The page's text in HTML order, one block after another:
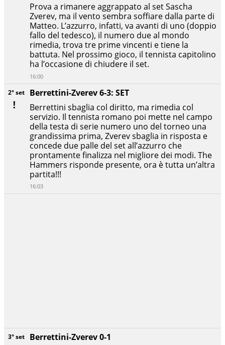
3° set
Berrettini-Zverev 0-1
2° set
Berrettini-Zverev 6-3: SET
Berrettini sbaglia col diritto, ma rimedia col
servizio. Il tennista romano poi mette nel campo
della testa di serie numero uno del torneo una
grandissima prima, Zverev sbaglia in risposta e
concede due palle del set all’azzurro che
prontamente finalizza nel migliore dei modi. The
Hammers risponde presente, ora è tutta un’altra
partita!!!
16:03
Prova a rimanere aggrappato al set Sascha
Zverev, ma il vento sembra soffiare dalla parte di
Matteo. L’azzurro, infatti, va avanti di uno (doppio
fallo del tedesco), il numero due al mondo
rimedia, trova tre prime vincenti e tiene la
battuta. Nel prossimo gioco, il tennista capitolino
ha l’occasione di chiudere il set.
16:00